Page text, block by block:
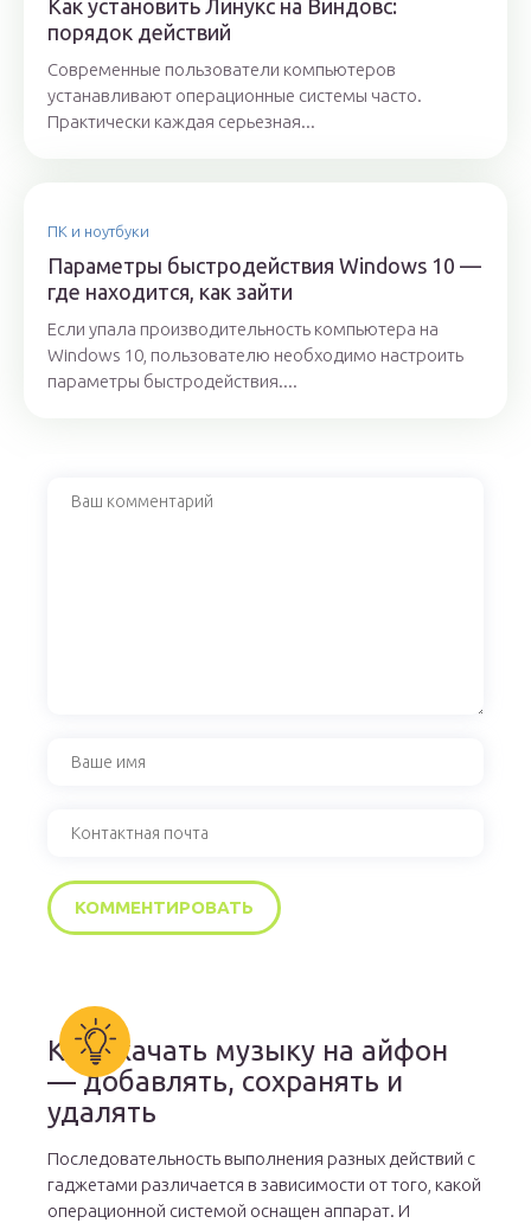
Как установить Линукс на Виндовс:
порядок действий
Современные пользователи компьютеров
устанавливают операционные системы часто.
Практически каждая серьезная...
ПК и ноутбуки
Параметры быстродействия Windows 10 —
где находится, как зайти
Если упала производительность компьютера на
Windows 10, пользователю необходимо настроить
параметры быстродействия....
Как скачать музыку на айфон
— добавлять, сохранять и
удалять
Последовательность выполнения разных действий с
гаджетами различается в зависимости от того, какой
операционной системой оснащен аппарат. И